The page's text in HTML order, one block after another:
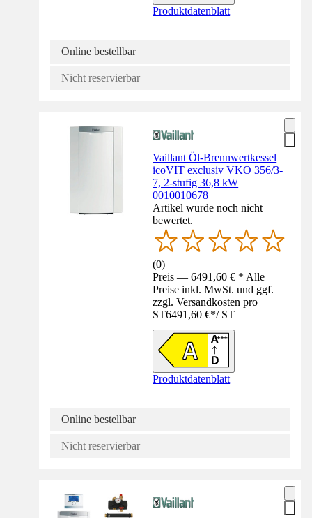
Produktdatenblatt
Online bestellbar
Nicht reservierbar
Vaillant Öl-Brennwertkessel
icoVIT exclusiv VKO 356/3-
7, 2-stufig 36,8 kW
0010010678
Artikel wurde noch nicht
bewertet.
(0)
Preis — 6491,60 € * Alle
Preise inkl. MwSt. und ggf.
zzgl. Versandkosten pro
ST6491,60 €*/ ST
Produktdatenblatt
Online bestellbar
Nicht reservierbar